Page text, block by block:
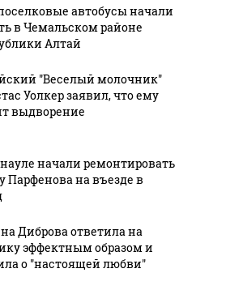
по
вертолета на
Таких событий
автобусы начали
в Чемальском районе
Алтай
"Веселый молочник"
Уолкер заявил, что ему
выдворение
начали ремонтировать
Парфенова на въезде в
Диброва ответила на
эффектным образом и
о "настоящей любви"